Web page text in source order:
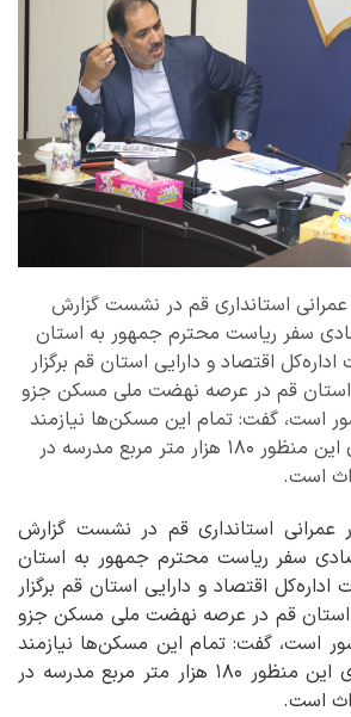
استانداری قم در نشست گزارش
سفر ریاست محترم جمهور به استان
اقتصاد و دارایی استان قم برگزار
استان قم در عرصه نهضت ملی مسکن جزو
است، گفت: تمام این مسکن‌ها نیازمند
مدرسه هستند که برای این منظور ۱۸۰ هزار متر مربع مدرسه در
است.
عمرانی استانداری قم در نشست گزارش
سفر ریاست محترم جمهور به استان
اقتصاد و دارایی استان قم برگزار
استان قم در عرصه نهضت ملی مسکن جزو
است، گفت: تمام این مسکن‌ها نیازمند
مدرسه هستند که برای این منظور ۱۸۰ هزار متر مربع مدرسه در
است.